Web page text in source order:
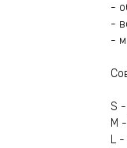
-
-
-
S -
M
L -